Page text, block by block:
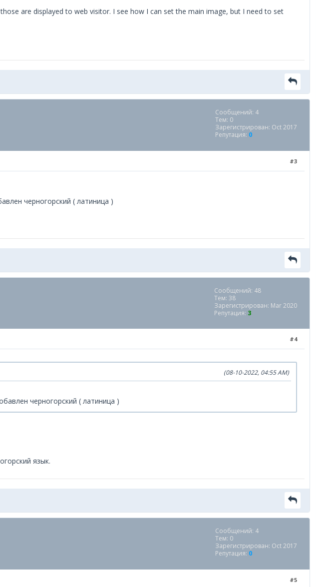
are displayed to web visitor. I see how I can set the main image, but I need to set
Сообщений: 4
Тем: 0
Зарегистрирован: Oct 2017
Репутация: 0
#3
черногорский ( латиница )
Сообщений: 48
Тем: 38
Зарегистрирован: Mar 2020
Репутация: 3
#4
(08-10-2022, 04:55 AM)
черногорский ( латиница )
язык.
Сообщений: 4
Тем: 0
Зарегистрирован: Oct 2017
Репутация: 0
#5